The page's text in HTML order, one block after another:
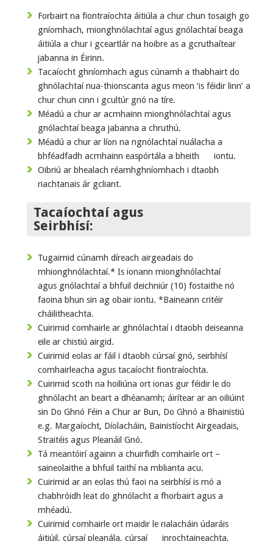
Forbairt na fiontraíochta áitiúla a chur chun tosaigh go
gníomhach, mionghnólachtaí agus gnólachtaí beaga
áitiúla a chur i gceartlár na hoibre as a gcruthaítear
jabanna in Éirinn.
Tacaíocht ghníomhach agus cúnamh a thabhairt do
ghnólachtaí nua-thionscanta agus meon ‘is féidir linn’ a
chur chun cinn i gcultúr gnó na tíre.
Méadú a chur ar acmhainn mionghnólachtaí agus
gnólachtaí beaga jabanna a chruthú.
Méadú a chur ar líon na ngnólachtaí nuálacha a
bhféadfadh acmhainn easpórtála a bheith iontu.
Oibriú ar bhealach réamhghníomhach i dtaobh
riachtanais ár gcliant.
Tacaíochtaí agus
Seirbhísí:
Tugaimid cúnamh díreach airgeadais do
mhionghnólachtaí.* Is ionann mionghnólachtaí
agus gnólachtaí a bhfuil deichniúr (10) fostaithe nó
faoina bhun sin ag obair iontu. *Baineann critéir
cháilitheachta.
Cuirimid comhairle ar ghnólachtaí i dtaobh deiseanna
eile ar chistiú airgid.
Cuirimid eolas ar fáil i dtaobh cúrsaí gnó, seirbhísí
comhairleacha agus tacaíocht fiontraíochta.
Cuirimid scoth na hoiliúna ort ionas gur féidir le do
ghnólacht an beart a dhéanamh; áirítear ar an oiliúint
sin Do Ghnó Féin a Chur ar Bun, Do Ghnó a Bhainistiú
e.g. Margaíocht, Díolacháin, Bainistíocht Airgeadais,
Straitéis agus Pleanáil Gnó.
Tá meantóirí againn a chuirfidh comhairle ort –
saineolaithe a bhfuil taithí na mblianta acu.
Cuirimid ar an eolas thú faoi na seirbhísí is mó a
chabhróidh leat do ghnólacht a fhorbairt agus a
mhéadú.
Cuirimid comhairle ort maidir le rialacháin údaráis
áitiúil, cúrsaí pleanála, cúrsaí inrochtaineachta,